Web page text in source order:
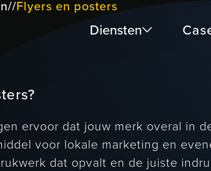
Diensten
//Flyers en posters
ervoor dat jouw merk overal in
voor lokale marketing en
dat opvalt en de juiste